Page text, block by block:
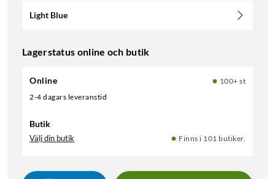
Light Blue
Lagerstatus online och butik
Online
100+ st
2-4 dagars leveranstid
Butik
Välj din butik Finns i 101 butiker.